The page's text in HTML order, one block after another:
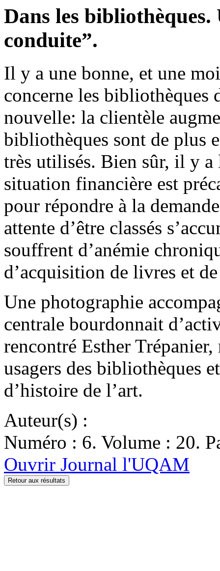
Dans les bibliothèques.
conduite”.
Il y a une bonne, et une
concerne les bibliothèques
nouvelle: la clientèle
bibliothèques sont de plus
très utilisés. Bien sûr, il y a
situation financière est
pour répondre à la
attente d’être classés
souffrent d’anémie
d’acquisition de livres et
Une photographie
centrale bourdonnait
rencontré Esther
usagers des bibliothèques
d’histoire de l’art.
Auteur(s) :
Numéro : 6. Volume : 20.
Ouvrir Journal l'UQAM
Retour aux résultats